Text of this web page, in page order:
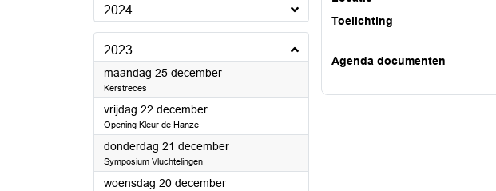
2024
2023
maandag 25 december2023
Kerstreces
vrijdag 22 december2023
Opening Kleur de Hanze
donderdag 21 december2023
Symposium Vluchtelingen
woensdag 20 december2023
Toelichting
Agenda documenten